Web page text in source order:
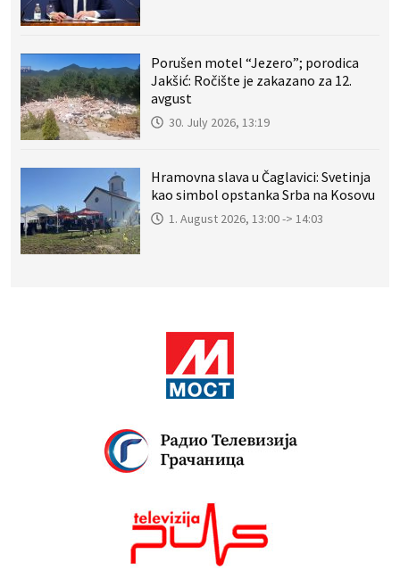
Porušen motel “Jezero”; porodica
Jakšić: Ročište je zakazano za 12.
avgust
30. July 2026, 13:19
Hramovna slava u Čaglavici: Svetinja
kao simbol opstanka Srba na Kosovu
1. August 2026, 13:00 -> 14:03